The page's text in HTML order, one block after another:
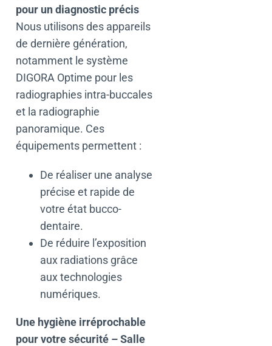
pour un diagnostic précis
Nous utilisons des appareils
de dernière génération,
notamment le système
DIGORA Optime pour les
radiographies intra-buccales
et la radiographie
panoramique. Ces
équipements permettent :
De réaliser une analyse
précise et rapide de
votre état bucco-
dentaire.
De réduire l’exposition
aux radiations grâce
aux technologies
numériques.
Une hygiène irréprochable
pour votre sécurité –Salle